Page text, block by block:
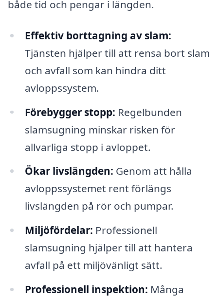
både tid och pengar i längden.
Effektiv borttagning av slam:
Tjänsten hjälper till att rensa bort slam
och avfall som kan hindra ditt
avloppssystem.
Förebygger stopp: Regelbunden
slamsugning minskar risken för
allvarliga stopp i avloppet.
Ökar livslängden: Genom att hålla
avloppssystemet rent förlängs
livslängden på rör och pumpar.
Miljöfördelar: Professionell
slamsugning hjälper till att hantera
avfall på ett miljövänligt sätt.
Professionell inspektion: Många